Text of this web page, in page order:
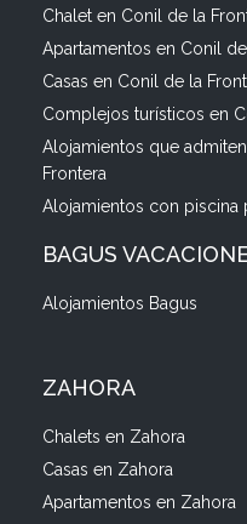
Chalet en Conil de la
Apartamentos en Conil
Casas en Conil de la
Complejos turísticos en
Alojamientos que
Frontera
Alojamientos con piscina
BAGUS
Alojamientos Bagus
ZAHORA
Chalets en Zahora
Casas en Zahora
Apartamentos en Zahora